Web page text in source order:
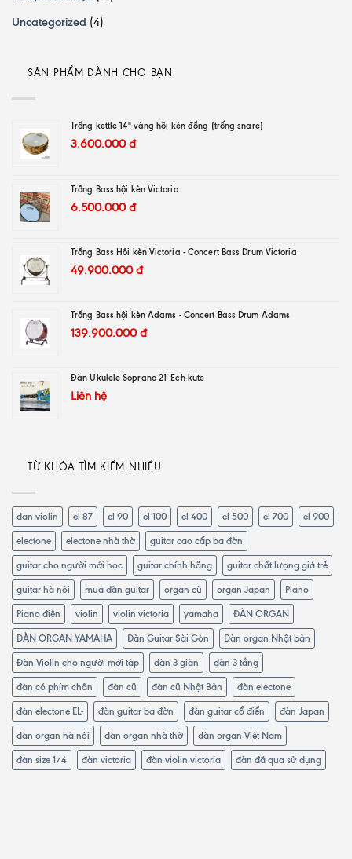
Uncategorized (4)
SẢN PHẨM DÀNH CHO BẠN
Trống kettle 14" vàng hội kèn đồng (trống snare)
3.600.000đ
Trống Bass hội kèn Victoria
6.500.000đ
Trống Bass Hôi kèn Victoria - Concert Bass Drum Victoria
49.900.000đ
Trống Bass hội kèn Adams - Concert Bass Drum Adams
139.900.000đ
Đàn Ukulele Soprano 21′ Ech-kute
Liên hệ
TỪ KHÓA TÌM KIẾM NHIỀU
dan violin el 87 el 90 el 100 el 400 el 500 el 700 el 900
electone electone nhà thờ guitar cao cấp ba đờn
guitar cho người mới học guitar chính hãng guitar chất lượng giá trẻ
guitar hà nội mua đàn guitar organ cũ organ Japan Piano
Piano điện violin violin victoria yamaha ĐÀN ORGAN
ĐÀN ORGAN YAMAHA Đàn Guitar Sài Gòn Đàn organ Nhật bản
Đàn Violin cho người mới tập đàn 3 giàn đàn 3 tầng
đàn có phím chân đàn cũ đàn cũ Nhật Bản đàn electone
đàn electone EL- đàn guitar ba đờn đàn guitar cổ điển đàn Japan
đàn organ hà nội đàn organ nhà thờ đàn organ Việt Nam
đàn size 1/4 đàn victoria đàn violin victoria đàn đã qua sử dụng